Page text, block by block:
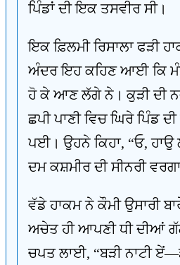
ਪਿੰਡਾਂ ਦੀ ਇਕ ਤਸਵੀਰ ਸੀ।
ਇਕ ਫ਼ਿਲਮੀ ਰਿਸਾਲਾ ਫੜੀ
ਅੰਦਰ ਇਹ ਕਹਿਣ ਆਈ ਕਿ
ਹੋ ਕੇ ਆਣ ਲੱਗੇ ਨੇ। ਕੁੜੀ ਦੀ
ਛਪੀ ਪਾਣੀ ਵਿਚ ਘਿਰੇ ਪਿੰਡ
ਪਈ। ਉਹਨੇ ਕਿਹਾ, “ਓ,
ਦਮ ਕਸ਼ਮੀਰ ਦੀ ਸੀਨਰੀ
ਵੱਡੇ ਹਾਕਮ ਨੇ ਕੌਮੀ ਉਸਾਰੀ
ਅਚੇਤ ਹੀ ਆਪਣੀ ਧੀ ਦੀਆਂ
ਚਪਤ ਲਾਈ, “ਬੜੀ ਨਾਟੀ